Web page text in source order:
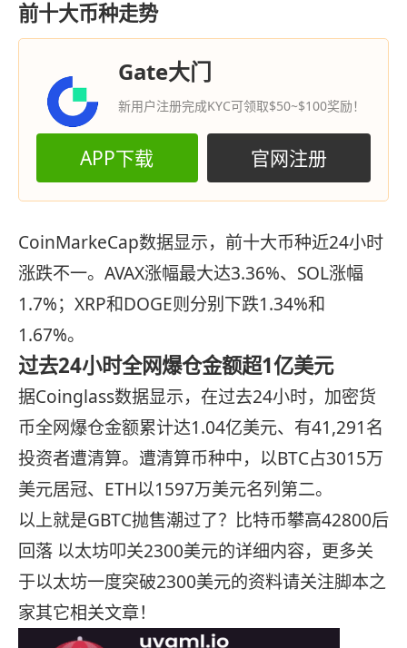
前十大币种走势
Gate大门
新用户注册完成KYC可领取$50~$100奖励！
APP下载 官网注册
CoinMarkeCap数据显示，前十大币种近24小时
涨跌不一。AVAX涨幅最大达3.36%、SOL涨幅
1.7%；XRP和DOGE则分别下跌1.34%和
1.67%。
过去24小时全网爆仓金额超1亿美元
据Coinglass数据显示，在过去24小时，加密货
币全网爆仓金额累计达1.04亿美元、有41,291名
投资者遭清算。遭清算币种中，以BTC占3015万
美元居冠、ETH以1597万美元名列第二。
以上就是GBTC抛售潮过了？比特币攀高42800后
回落 以太坊叩关2300美元的详细内容，更多关
于以太坊一度突破2300美元的资料请关注脚本之
家其它相关文章！